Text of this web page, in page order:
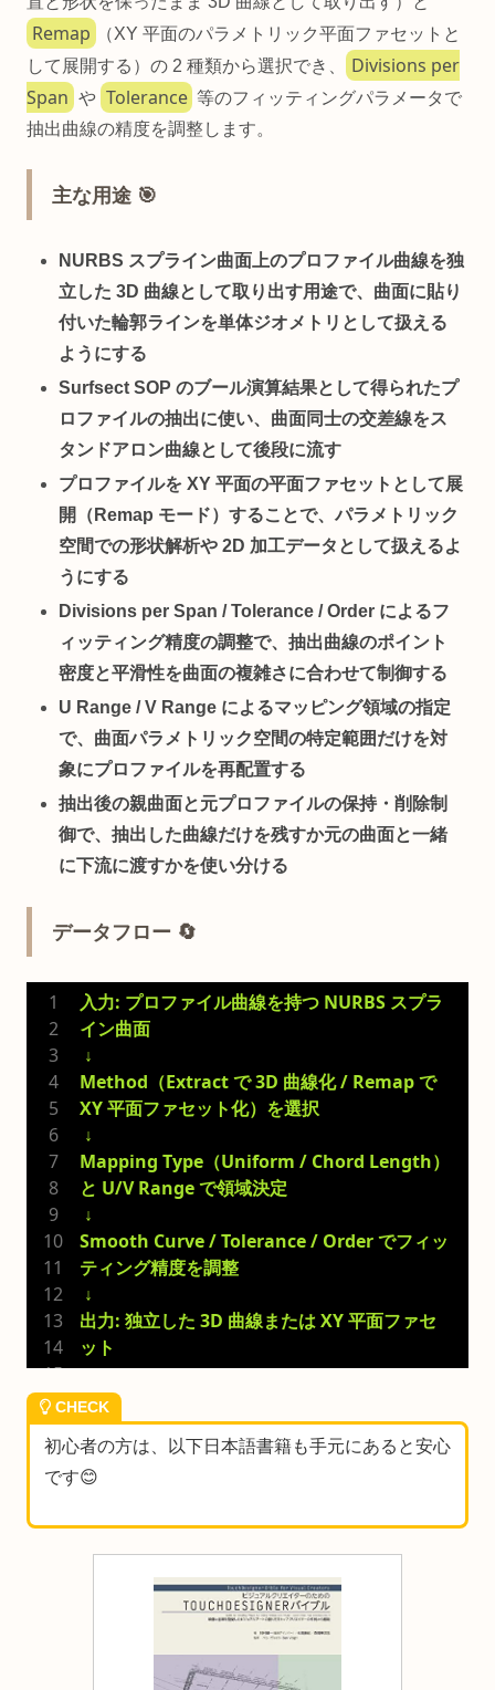
Remap
（XY 平面のパラメトリック平面ファセットと
して展開する）の 2 種類から選択でき、
Divisions per
Span や Tolerance 等のフィッティングパラメータで
抽出曲線の精度を調整します。
主な用途 🎯
NURBS スプライン曲面上のプロファイル曲線を独
立した 3D 曲線として取り出す用途で、曲面に貼り
付いた輪郭ラインを単体ジオメトリとして扱える
ようにする
Surfsect SOP のブール演算結果として得られたプ
ロファイルの抽出に使い、曲面同士の交差線をス
タンドアロン曲線として後段に流す
プロファイルを XY 平面の平面ファセットとして展
開（Remap モード）することで、パラメトリック
空間での形状解析や 2D 加工データとして扱えるよ
うにする
Divisions per Span / Tolerance / Order によるフ
ィッティング精度の調整で、抽出曲線のポイント
密度と平滑性を曲面の複雑さに合わせて制御する
U Range / V Range によるマッピング領域の指定
で、曲面パラメトリック空間の特定範囲だけを対
象にプロファイルを再配置する
抽出後の親曲面と元プロファイルの保持・削除制
御で、抽出した曲線だけを残すか元の曲面と一緒
に下流に渡すかを使い分ける
データフロー 🔄
入力: プロファイル曲線を持つ NURBS スプラ
イン曲面
↓
Method（Extract で 3D 曲線化 / Remap で
XY 平面ファセット化）を選択
↓
Mapping Type（Uniform / Chord Length）
と U/V Range で領域決定
↓
Smooth Curve / Tolerance / Order でフィッ
ティング精度を調整
↓
出力: 独立した 3D 曲線または XY 平面ファセ
ット
CHECK
初心者の方は、以下日本語書籍も手元にあると安心
です😊